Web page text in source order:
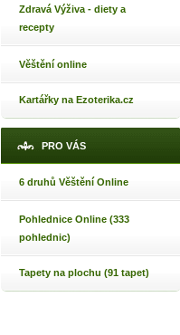
Zdravá Výživa - diety a
recepty
Věštění online
Kartářky na Ezoterika.cz
PRO VÁS
6 druhů Věštění Online
Pohlednice Online (333
pohlednic)
Tapety na plochu (91 tapet)